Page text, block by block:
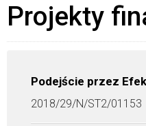
Projekty
Podejście przez
2018/29/N/ST2/01153